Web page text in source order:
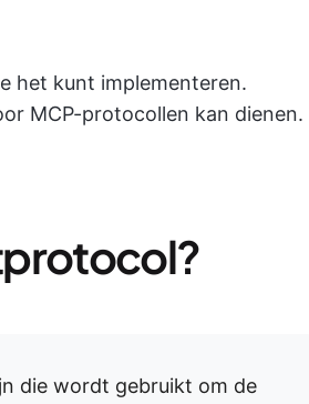
het kunt implementeren.
MCP-protocollen kan dienen.
die wordt gebruikt om de